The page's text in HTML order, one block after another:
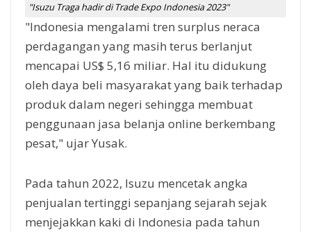
"Isuzu Traga hadir di Trade Expo Indonesia 2023"
"Indonesia mengalami tren surplus neraca
perdagangan yang masih terus berlanjut
mencapai US$ 5,16 miliar. Hal itu didukung
oleh daya beli masyarakat yang baik terhadap
produk dalam negeri sehingga membuat
penggunaan jasa belanja online berkembang
pesat," ujar Yusak.
Pada tahun 2022, Isuzu mencetak angka
penjualan tertinggi sepanjang sejarah sejak
menjejakkan kaki di Indonesia pada tahun